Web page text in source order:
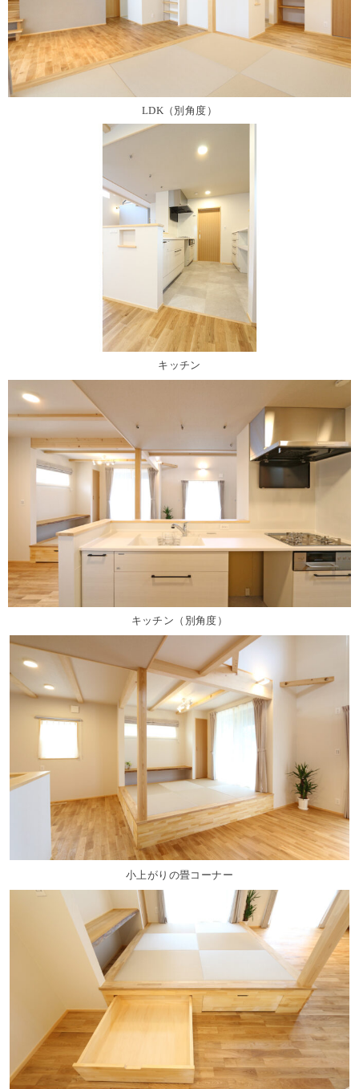
LDK（別角度）
キッチン
キッチン（別角度）
小上がりの畳コーナー